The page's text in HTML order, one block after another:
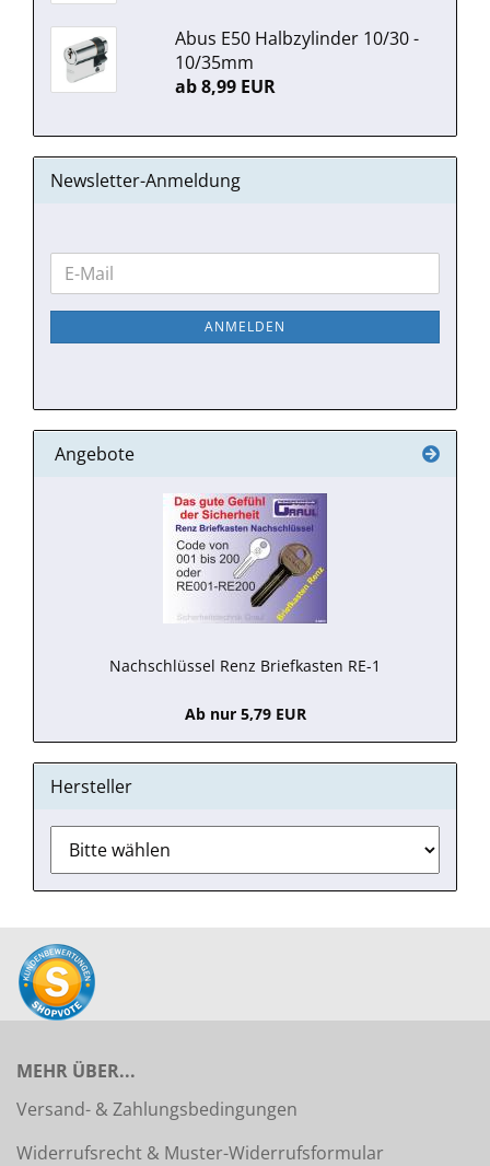
Abus E50 Halbzylinder 10/30 -
10/35mm
ab 8,99 EUR
Newsletter-Anmeldung
WEITER
ZUR
NEWSLETTER-
E-
Mail
ANMELDEN
Angebote
Nachschlüssel Renz Briefkasten RE-1
Ab nur 5,79 EUR
Hersteller
MEHR ÜBER...
Versand- & Zahlungsbedingungen
Widerrufsrecht & Muster-Widerrufsformular